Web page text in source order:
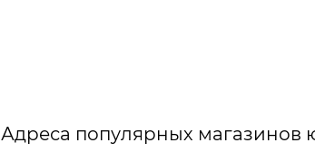
Адреса популярных